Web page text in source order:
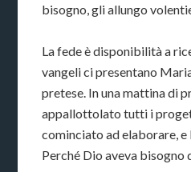
bisogno, gli allungo
La fede è disponibilità a
vangeli ci presentano
pretese. In una mattina di
appallottolato tutti i
cominciato ad elaborare,
Perché Dio aveva bisogno